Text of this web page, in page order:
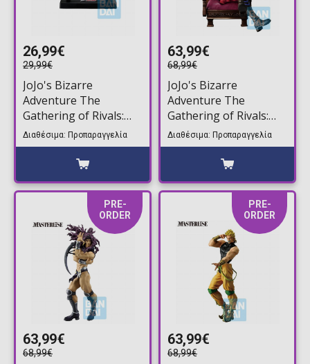
26,99€
29,99€
JoJo's Bizarre
Adventure The
Gathering of Rivals:
Masterlise - The Bow
and Arrow Φιγούρα
Αγαλματίδιο (21cm)
Διαθέσιμα: Προπαραγγελία
63,99€
68,99€
JoJo's Bizarre
Adventure The
Gathering of Rivals:
Masterlise - Dio
Brando Φιγούρα
Αγαλματίδιο (18cm)
Διαθέσιμα: Προπαραγγελία
PRE-
ORDER
63,99€
68,99€
PRE-
ORDER
63,99€
68,99€